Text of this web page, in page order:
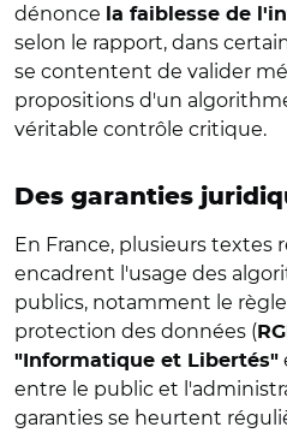
dénonce
la faiblesse de
selon le rapport, dans
se contentent de valider
propositions d'un
véritable contrôle critique.
Des garanties
En France, plusieurs textes
encadrent l'usage des
publics, notamment le
protection des données (
"Informatique et Libertés"
entre le public et
garanties se heurtent